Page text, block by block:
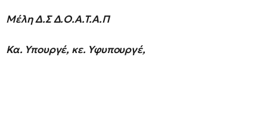
Μέλη Δ.Σ Δ.Ο.Α.Τ.Α.Π
Κα. Υπουργέ, κε. Υφυπουργέ,